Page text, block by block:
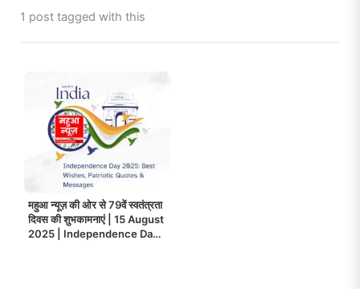
1 post tagged with this
महुआ न्यूज़ की ओर से 79वें स्वतंत्रता
दिवस की शुभकामनाएं | 15 August
2025 | Independence Day